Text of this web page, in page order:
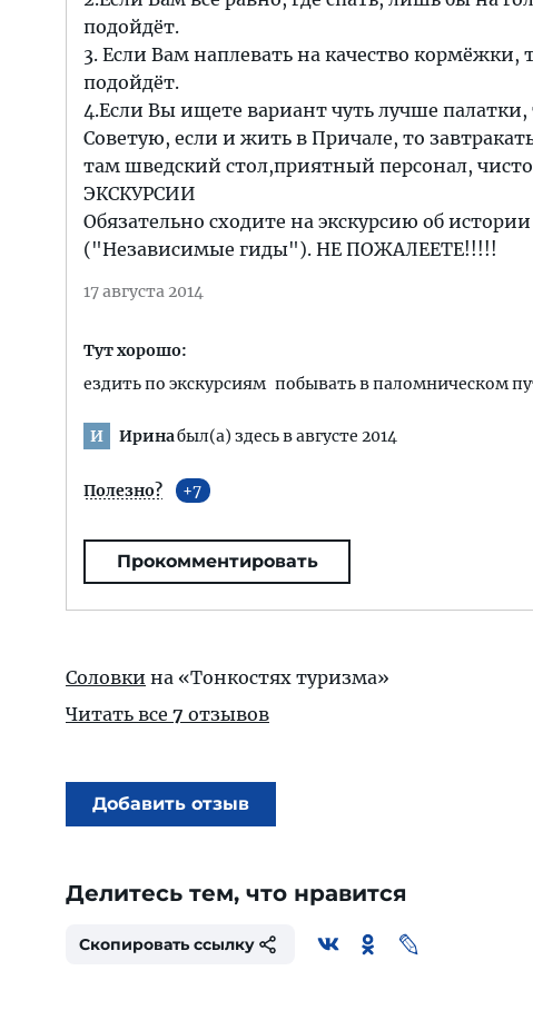
подойдёт.
3. Если Вам наплевать на качество кормёжки,
подойдёт.
4.Если Вы ищете вариант чуть лучше
Советую, если и жить в Причале, то
там шведский стол,приятный персонал,
ЭКСКУРСИИ
Обязательно сходите на экскурсию об
("Независимые гиды"). НЕ ПОЖАЛЕЕТЕ!!!!!
17 августа 2014
Тут хорошо:
ездить по экскурсиям побывать в паломническом
И Иринабыл(а) здесь в августе 2014
Полезно? 7
Прокомментировать
Соловки на «Тонкостях туризма»
Читать все 7 отзывов
Добавить отзыв
Делитесь тем, что нравится
Скопировать ссылку